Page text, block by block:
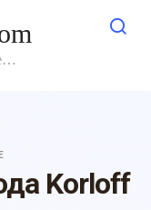
Korloff